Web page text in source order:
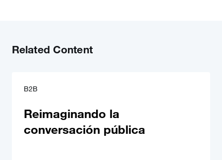
Related Content
B2B
Reimaginando la
conversación pública